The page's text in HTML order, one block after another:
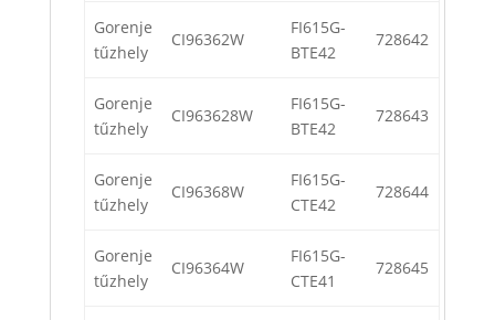
Gorenje
tűzhely
CI96362W
FI615G-
BTE42
728642
Gorenje
tűzhely
CI963628W
FI615G-
BTE42
728643
Gorenje
tűzhely
CI96368W
FI615G-
CTE42
728644
Gorenje
tűzhely
CI96364W
FI615G-
CTE41
728645